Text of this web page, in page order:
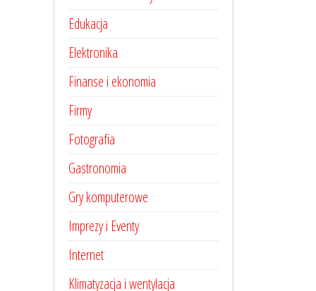
Edukacja
Elektronika
Finanse i ekonomia
Firmy
Fotografia
Gastronomia
Gry komputerowe
Imprezy i Eventy
Internet
Klimatyzacja i wentylacja